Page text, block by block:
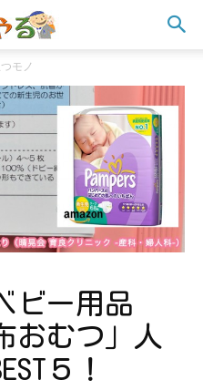
モノ
ビー用品
おむつ」人
５！